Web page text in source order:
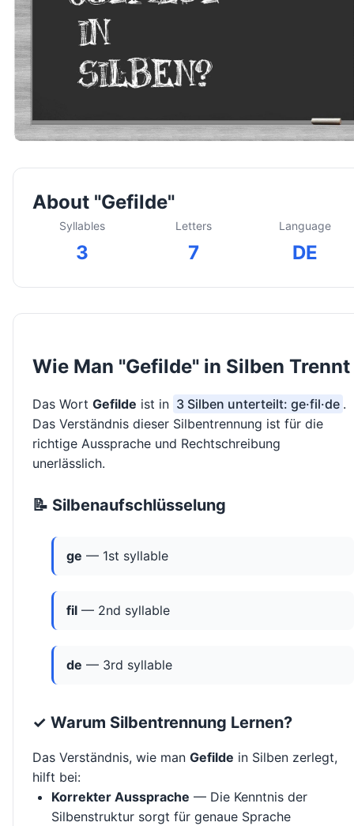
About "Gefilde"
Syllables
3
Letters
7
Language
DE
Wie Man "Gefilde" in Silben Trennt
Das Wort Gefilde ist in 3 Silben unterteilt: ge·fil·de .
Das Verständnis dieser Silbentrennung ist für die
richtige Aussprache und Rechtschreibung
unerlässlich.
📝 Silbenaufschlüsselung
ge — 1st syllable
fil — 2nd syllable
de — 3rd syllable
✓ Warum Silbentrennung Lernen?
Das Verständnis, wie man Gefilde in Silben zerlegt,
hilft bei:
Korrekter Aussprache — Die Kenntnis der
Silbenstruktur sorgt für genaue Sprache